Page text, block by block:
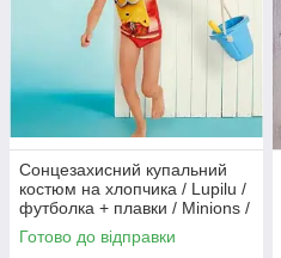
Сонцезахисний купальний
костюм на хлопчика / Lupilu /
футболка + плавки / Minions /
р.86-92, 12-24 місяців
Готово до відправки